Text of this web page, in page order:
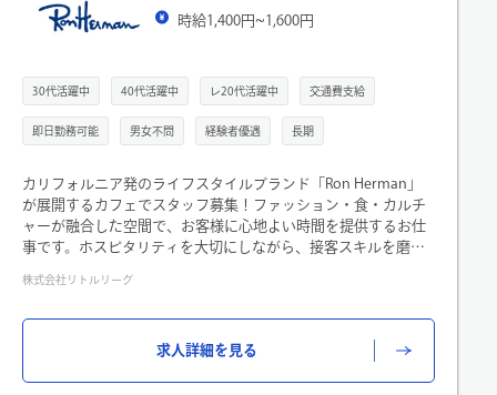
時給1,400円~1,600円
30代活躍中 40代活躍中 レ20代活躍中 交通費支給
即日勤務可能 男女不問 経験者優遇 長期
カリフォルニア発のライフスタイルブランド「Ron Herman」
が展開するカフェでスタッフ募集！ファッション・食・カルチ
ャーが融合した空間で、お客様に心地よい時間を提供するお仕
事です。ホスピタリティを大切にしながら、接客スキルを磨き
《ロンハーマンが運営するRon Herman cafe 豊洲店にて、ホー
株式会社リトルリーグ
求人詳細を見る